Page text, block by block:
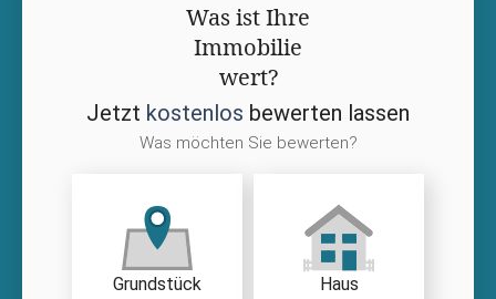
Was ist Ihre
Immobilie
wert?
Jetzt kostenlos bewerten lassen
Was möchten Sie bewerten?
Grundstück Haus